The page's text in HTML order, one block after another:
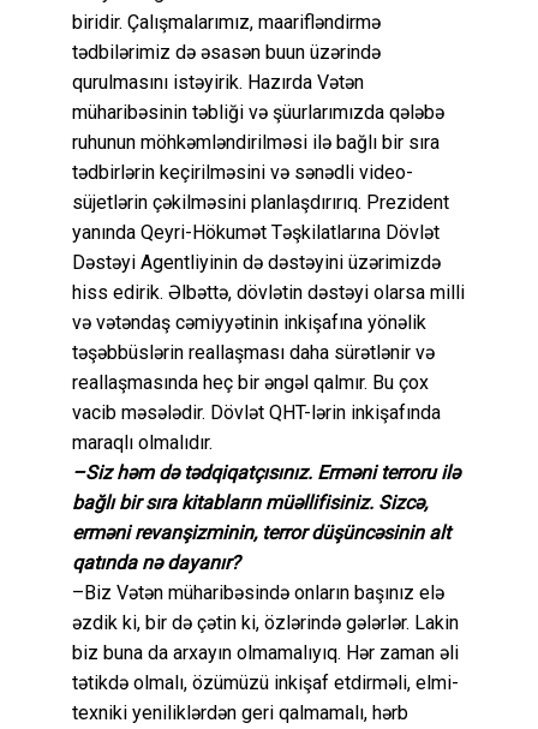
biridir. Çalışmalarımız, maarifləndirmə
tədbilərimiz də əsasən buun üzərində
qurulmasını istəyirik. Hazırda Vətən
müharibəsinin təbliği və şüurlarımızda qələbə
ruhunun möhkəmləndirilməsi ilə bağlı bir sıra
tədbirlərin keçirilməsini və sənədli video-
süjetlərin çəkilməsini planlaşdırırıq. Prezident
yanında Qeyri-Hökumət Təşkilatlarına Dövlət
Dəstəyi Agentliyinin də dəstəyini üzərimizdə
hiss edirik. Əlbəttə, dövlətin dəstəyi olarsa milli
və vətəndaş cəmiyyətinin inkişafına yönəlik
təşəbbüslərin reallaşması daha sürətlənir və
reallaşmasında heç bir əngəl qalmır. Bu çox
vacib məsələdir. Dövlət QHT-lərin inkişafında
maraqlı olmalıdır.
–Siz həm də tədqiqatçısınız. Erməni terroru ilə
bağlı bir sıra kitabların müəllifisiniz. Sizcə,
erməni revanşizminin, terror düşüncəsinin alt
qatında nə dayanır?
–Biz Vətən müharibəsində onların başınız elə
əzdik ki, bir də çətin ki, özlərində gələrlər. Lakin
biz buna da arxayın olmamalıyıq. Hər zaman əli
tətikdə olmalı, özümüzü inkişaf etdirməli, elmi-
texniki yeniliklərdən geri qalmamalı, hərb